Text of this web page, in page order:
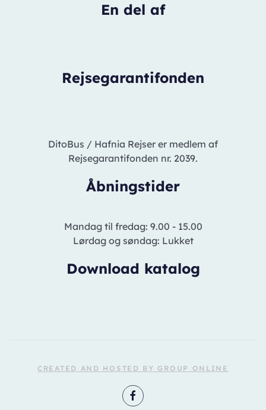
En del af
Rejsegarantifonden
DitoBus / Hafnia Rejser er medlem af
Rejsegarantifonden nr. 2039.
Åbningstider
Mandag til fredag: 9.00 - 15.00
Lørdag og søndag: Lukket
Download katalog
CREATED AND HOSTED BY GROUP ONLINE